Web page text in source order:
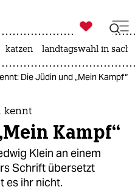
ich

taz zahl ich
katzen landtagswahl in
Die Jüdin und „Mein Kampf“
kennt
Kampf“
Klein an einem
Schrift übersetzt
es ihr nicht.